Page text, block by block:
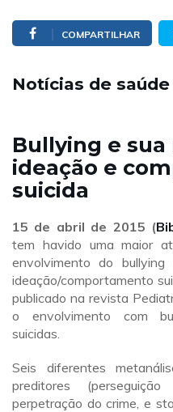
COMPARTILHAR
Notícias de saúde
Bullying e
ideação e
suicida
15 de abril de 2015 (
tem havido uma maior
envolvimento do
ideação/comportamento
publicado na revista
o envolvimento com
suicidas.
Seis diferentes
preditores
perpetração do crime, e